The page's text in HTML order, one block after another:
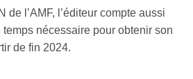
de l’AMF, l’éditeur compte aussi
nécessaire pour obtenir son
de fin 2024.